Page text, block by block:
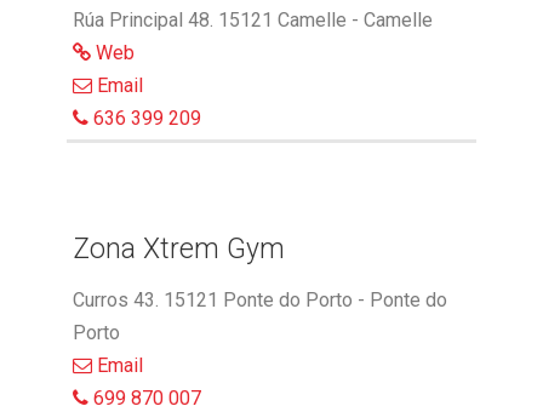
Rúa Principal 48. 15121 Camelle - Camelle
Web
Email
636 399 209
Zona Xtrem Gym
Curros 43. 15121 Ponte do Porto - Ponte do
Porto
Email
699 870 007